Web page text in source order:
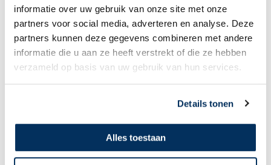
informatie over uw gebruik van onze site met onze
partners voor social media, adverteren en analyse. Deze
partners kunnen deze gegevens combineren met andere
informatie die u aan ze heeft verstrekt of die ze hebben
verzameld op basis van uw gebruik van hun services.
Details tonen
Alles toestaan
Maar natuurlijk, hij is mijn broeder!